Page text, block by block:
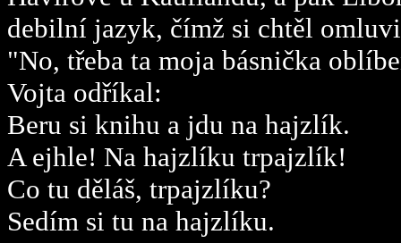
debilní jazyk, čímž si chtěl
"No, třeba ta moja básnička
Vojta odříkal:
Beru si knihu a jdu na hajzlík.
A ejhle! Na hajzlíku trpajzlík!
Co tu děláš, trpajzlíku?
Sedím si tu na hajzlíku.